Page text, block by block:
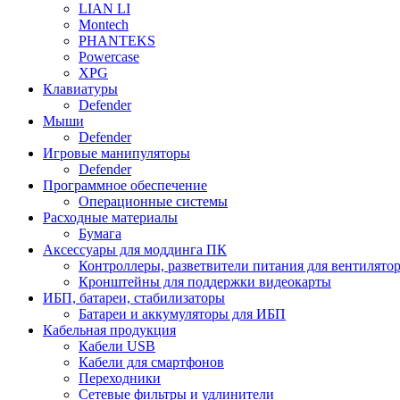
LIAN LI
Montech
PHANTEKS
Powercase
XPG
Клавиатуры
Defender
Мыши
Defender
Игровые манипуляторы
Defender
Программное обеспечение
Операционные системы
Расходные материалы
Бумага
Аксессуары для моддинга ПК
Контроллеры, разветвители питания для
Кронштейны для поддержки видеокарты
ИБП, батареи, стабилизаторы
Батареи и аккумуляторы для ИБП
Кабельная продукция
Кабели USB
Кабели для смартфонов
Переходники
Сетевые фильтры и удлинители